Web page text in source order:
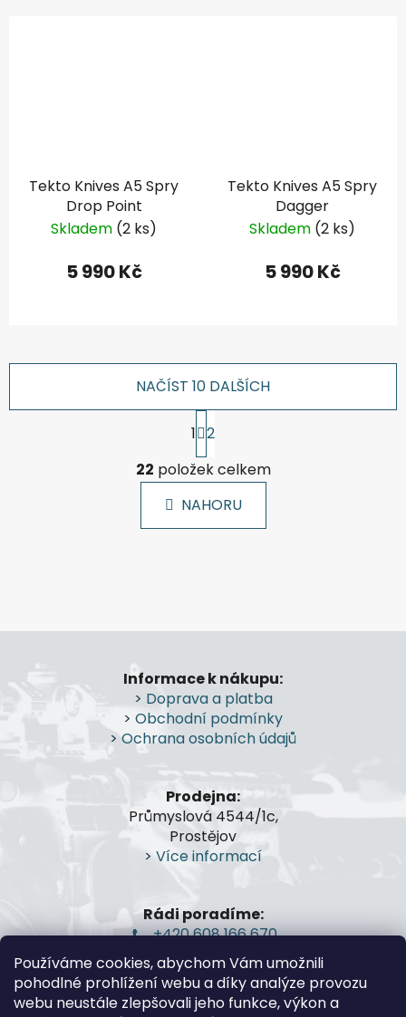
Používáme cookies, abychom Vám umožnili
pohodlné prohlížení webu a díky analýze provozu
webu neustále zlepšovali jeho funkce, výkon a
Tekto Knives A5 Spry
Drop Point
Skladem (2 ks)
5 990 Kč
Tekto Knives A5 Spry
Dagger
Skladem (2 ks)
5 990 Kč
O
v
l
á
d
r
k
y
v
ý
s
u
NAČÍST 10 DALŠÍCH
S
t
r
á
n
k
1 2
22 položek celkem
NAHORU
p
a
Informace k nákupu:
> Doprava a platba
> Obchodní podmínky
> Ochrana osobních údajů
Prodejna:
Průmyslová 4544/1c,
Prostějov
> Více informací
Rádi poradíme:
+420 608 166 670
gsa@gsa-shop.cz